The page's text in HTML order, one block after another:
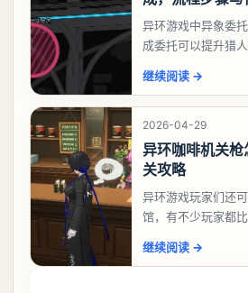
异环游戏中异象委
成委托可以提升猎
么做，今天游戏熊
象委托唤孤归任务攻
继续阅读 →
2026-04-29
异环咖啡机关
关攻略
异环游戏玩家们还
馆，有不少玩家都
机关枪攻略。异环
继续阅读 →